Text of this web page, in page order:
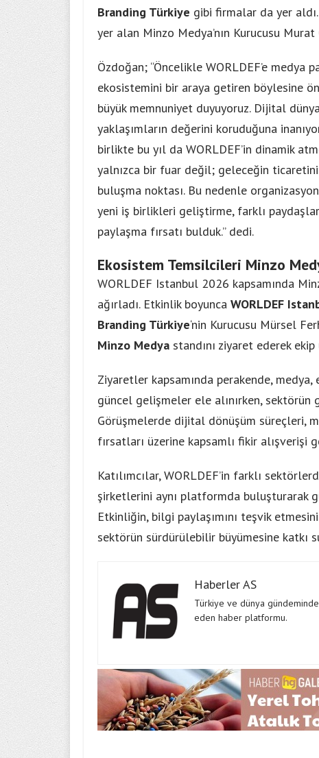
Branding Türkiye gibi firmalar da yer
yer alan Minzo Medya’nın Kurucusu
Özdoğan; “Öncelikle WORLDEF’e
ekosistemini bir araya getiren böylesine
büyük memnuniyet duyuyoruz. Dijital
yaklaşımların değerini koruduğuna
birlikte bu yıl da WORLDEF’in dinamik
yalnızca bir fuar değil; geleceğin
buluşma noktası. Bu nedenle
yeni iş birlikleri geliştirme, farklı
paylaşma fırsatı bulduk.”dedi.
Ekosistem Temsilcileri Minzo
WORLDEF Istanbul 2026 kapsamında
ağırladı. Etkinlik boyunca WORLDEF
Branding Türkiye‘nin Kurucusu Mürsel
Minzo Medya standını ziyaret ederek
Ziyaretler kapsamında perakende,
güncel gelişmeler ele alınırken,
Görüşmelerde dijital dönüşüm süreçleri,
fırsatları üzerine kapsamlı fikir alışverişi
Katılımcılar, WORLDEF’in farklı
şirketlerini aynı platformda buluşturarak
Etkinliğin, bilgi paylaşımını teşvik
sektörün sürdürülebilir büyümesine katkı
Haberler AS
Türkiye ve dünya
eden haber platformu.